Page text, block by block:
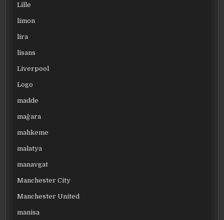
Lille
limon
lira
lisans
Liverpool
Logo
madde
mağara
mahkeme
malatya
manavgat
Manchester City
Manchester United
manisa